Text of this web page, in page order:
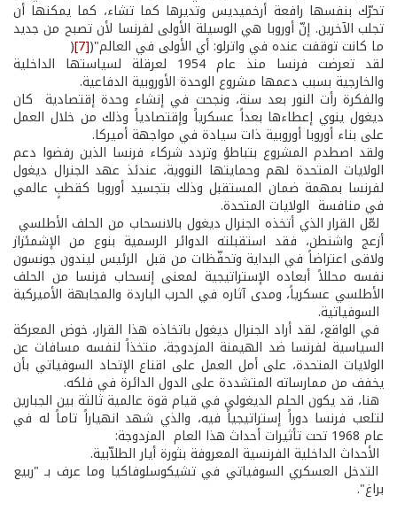
تحرّك بنفسها رافعة أرخميديس وتديرها كما تشاء، كما يمكنها أن
تجلب الآخرين. إنّ أوروبا هي الوسيلة الأولى لفرنسا لأن تصبح من جديد
ما كانت توقفت عنده في واترلو: أي الأولى في العالم"([7]
(
لقد تعرضت فرنسا منذ عام 1954 لعرقلة لسياستها الداخلية
والخارجية بسبب دعمها مشروع الوحدة الأوروبية الدفاعية.
والفكرة رأت النور بعد سنة، ونجحت في إنشاء وحدة إقتصادية كان
ديغول ينوي إعطاءها بعداً عسكرياً وإقتصادياً وذلك من خلال العمل
على بناء أوروبا أوروبية ذات سيادة في مواجهة أميركا.
ولقد اصطدم المشروع بتباطؤ وتردد شركاء فرنسا الذين رفضوا دعم
الولايات المتحدة لهم وحمايتها النووية، عندئذ عهد الجنرال ديغول
لفرنسا بمهمة ضمان المستقبل وذلك بتجسيد أوروبا كقطبٍ عالمي
في منافسة الولايات المتحدة.
لعّل القرار الذي أتخذه الجنرال ديغول بالانسحاب من الحلف الأطلسي
أزعج واشنطن، فقد استقبلته الدوائر الرسمية بنوع من الإشمئزاز
ولاقى اعتراضاً في البداية­ وتحفّظات من قبل الرئيس ليندون جونسون
نفسه­ محللاً أبعاده الإستراتيجية لمعنى إنسحاب فرنسا من الحلف
الأطلسي عسكرياً، ومدى آثاره في الحرب الباردة والمجابهة الأميركية
­ السوفياتية.
في الواقع، لقد أراد الجنرال ديغول باتخاذه هذا القرار، خوض المعركة
السياسية لفرنسا ضد الهيمنة المزدوجة، متخذاً لنفسه مسافات عن
الولايات المتحدة، على أمل العمل على اقناع الإتحاد السوفياتي بأن
يخفف من ممارساته المتشددة على الدول الدائرة في فلكه.
هنا، قد يكون الحلم الديغولي في قيام قوة عالمية ثالثة بين الجبارين
لتلعب فرنسا دوراً إستراتيجياً فيه، والذي شهد انهياراً تاماً له في
عام 1968 تحت تأثيرات أحداث هذا العام المزدوجة:
­ الأحداث الداخلية الفرنسية المعروفة بثورة أيار الطلاّبية.
­ التدخل العسكري السوفياتي في تشيكوسلوفاكيا وما عرف بـ "ربيع
براغ".